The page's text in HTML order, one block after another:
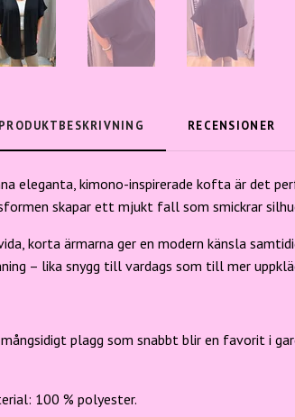
PRODUKTBESKRIVNING RECENSIONER
eleganta, kimono-inspirerade kofta är det
skapar ett mjukt fall som smickrar
korta ärmarna ger en modern känsla
– lika snygg till vardags som till mer
plagg som snabbt blir en favorit i
100 % polyester.